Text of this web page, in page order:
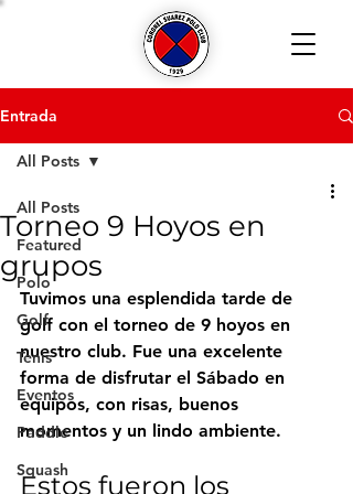
Entrada
All Posts
Featured
Polo
Golf
Tenis
Eventos
Paddle
Squash
All Posts
Torneo 9 Hoyos en
grupos
Tuvimos una esplendida tarde de
golf con el torneo de 9 hoyos en
nuestro club. Fue una excelente
forma de disfrutar el Sábado en
equipos, con risas, buenos
momentos y un lindo ambiente.
Estos fueron los